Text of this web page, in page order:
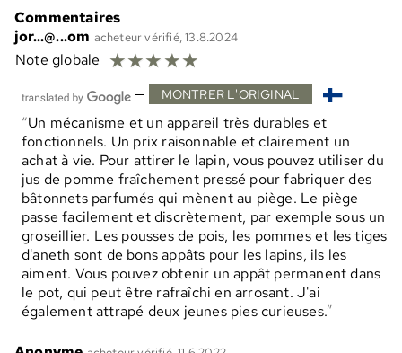
Commentaires
jor...@...om acheteur vérifié, 13.8.2024
Note globale ☆☆☆☆☆
— MONTRER L'ORIGINAL
Un mécanisme et un appareil très durables et
fonctionnels. Un prix raisonnable et clairement un
achat à vie. Pour attirer le lapin, vous pouvez utiliser du
jus de pomme fraîchement pressé pour fabriquer des
bâtonnets parfumés qui mènent au piège. Le piège
passe facilement et discrètement, par exemple sous un
groseillier. Les pousses de pois, les pommes et les tiges
d'aneth sont de bons appâts pour les lapins, ils les
aiment. Vous pouvez obtenir un appât permanent dans
le pot, qui peut être rafraîchi en arrosant. J'ai
également attrapé deux jeunes pies curieuses.